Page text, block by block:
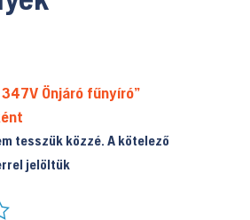
347V Önjáró fűnyíró”
tesszük közzé. A kötelező
jelöltük